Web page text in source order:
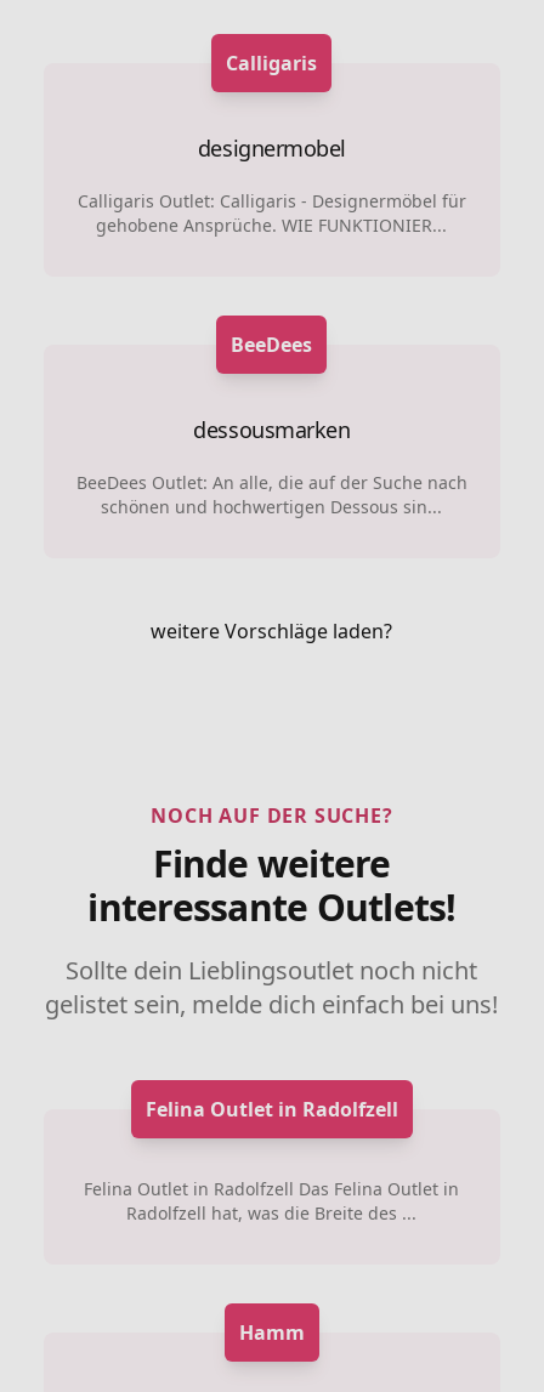
Calligaris
designermobel
Calligaris Outlet: Calligaris - Designermöbel für
gehobene Ansprüche. WIE FUNKTIONIER...
BeeDees
dessousmarken
BeeDees Outlet: An alle, die auf der Suche nach
schönen und hochwertigen Dessous sin...
weitere Vorschläge laden?
NOCH AUF DER SUCHE?
Finde weitere
interessante Outlets!
Sollte dein Lieblingsoutlet noch nicht
gelistet sein, melde dich einfach bei uns!
Felina Outlet in Radolfzell
Felina Outlet in Radolfzell Das Felina Outlet in
Radolfzell hat, was die Breite des ...
Hamm